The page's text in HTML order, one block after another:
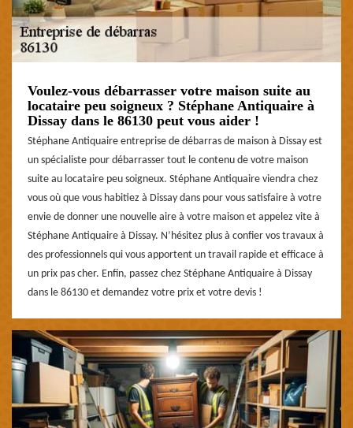
Voulez-vous débarrasser votre maison suite au
locataire peu soigneux ? Stéphane Antiquaire à
Dissay dans le 86130 peut vous aider !
Stéphane Antiquaire entreprise de débarras de maison à Dissay est
un spécialiste pour débarrasser tout le contenu de votre maison
suite au locataire peu soigneux. Stéphane Antiquaire viendra chez
vous où que vous habitiez à Dissay dans pour vous satisfaire à votre
envie de donner une nouvelle aire à votre maison et appelez vite à
Stéphane Antiquaire à Dissay. N’hésitez plus à confier vos travaux à
des professionnels qui vous apportent un travail rapide et efficace à
un prix pas cher. Enfin, passez chez Stéphane Antiquaire à Dissay
dans le 86130 et demandez votre prix et votre devis !